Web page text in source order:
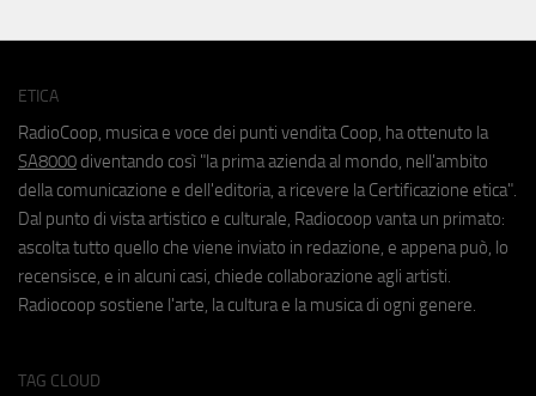
ETICA
RadioCoop, musica e voce dei punti vendita Coop, ha ottenuto la
SA8000 diventando così "la prima azienda al mondo, nell'ambito
della comunicazione e dell'editoria, a ricevere la Certificazione etica".
Dal punto di vista artistico e culturale, Radiocoop vanta un primato:
ascolta tutto quello che viene inviato in redazione, e appena può, lo
recensisce, e in alcuni casi, chiede collaborazione agli artisti.
Radiocoop sostiene l'arte, la cultura e la musica di ogni genere.
TAG CLOUD